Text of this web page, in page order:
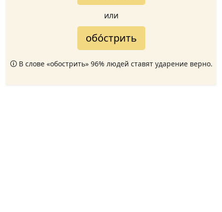
или
обо́стрить
🛈 В слове «обострить» 96% людей ставят ударение верно.